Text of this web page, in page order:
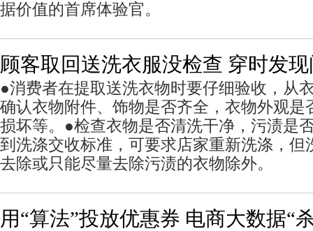
据价值的首席体验官。
顾客取回送洗衣服没检查 穿时发
●消费者在提取送洗衣物时要仔细验收，从
确认衣物附件、饰物是否齐全，衣物外观是
损坏等。●检查衣物是否清洗干净，污渍是
到洗涤交收标准，可要求店家重新洗涤，但
去除或只能尽量去除污渍的衣物除外。
用“算法”投放优惠券 电商大数据“